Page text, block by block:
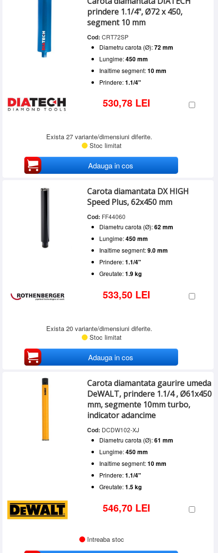
prindere 1.1/4", Ø72 x 450,
segment 10 mm
Cod: CRT72SP
Diametru carota (Ø):72 mm
Lungime:450 mm
Inaltime segment:10 mm
Prindere:1.1/4"
530,78 LEI
Exista 27 variante/dimensiuni diferite.
Stoc limitat
Adauga in cos
Carota diamantata DX HIGH
Speed Plus, 62x450 mm
Cod: FF44060
Diametru carota (Ø):62 mm
Lungime:450 mm
Inaltime segment:9.0 mm
Prindere:1.1/4"
Greutate:1.9 kg
533,50 LEI
Exista 20 variante/dimensiuni diferite.
Stoc limitat
Adauga in cos
Carota diamantata gaurire umeda
DeWALT, prindere 1.1/4 , Ø61x450
mm, segmente 10mm turbo,
indicator adancime
Cod: DCDW102-XJ
Diametru carota (Ø):61 mm
Lungime:450 mm
Inaltime segment:10 mm
Prindere:1.1/4"
Greutate:1.5 kg
546,70 LEI
Intreaba stoc